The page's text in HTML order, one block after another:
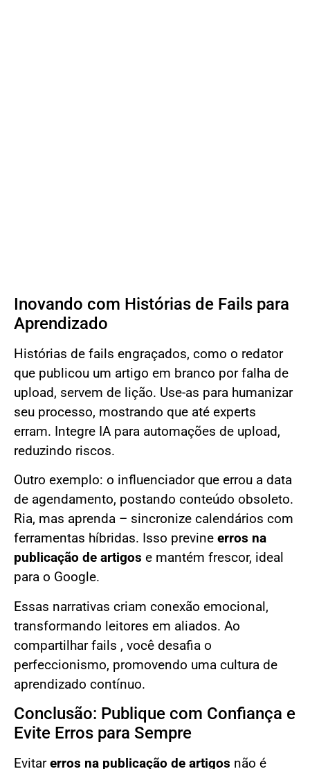
Inovando com Histórias de Fails para
Aprendizado
Histórias de fails engraçados, como o redator
que publicou um artigo em branco por falha de
upload, servem de lição. Use-as para humanizar
seu processo, mostrando que até experts
erram. Integre IA para automações de upload,
reduzindo riscos.
Outro exemplo: o influenciador que errou a data
de agendamento, postando conteúdo obsoleto.
Ria, mas aprenda – sincronize calendários com
ferramentas híbridas. Isso previne erros na
publicação de artigos e mantém frescor, ideal
para o Google.
Essas narrativas criam conexão emocional,
transformando leitores em aliados. Ao
compartilhar fails , você desafia o
perfeccionismo, promovendo uma cultura de
aprendizado contínuo.
Conclusão: Publique com Confiança e
Evite Erros para Sempre
Evitarerros na publicação de artigos não é